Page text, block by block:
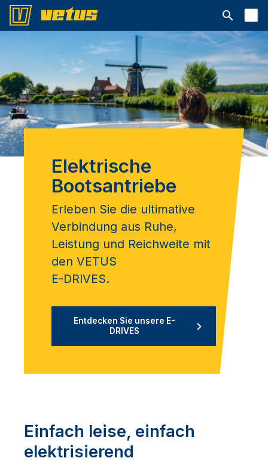
Suchleiste
Elektrische
Bootsantriebe
Erleben Sie die ultimative
Verbindung aus Ruhe,
Leistung und Reichweite mit
den VETUS
E-DRIVES.
Entdecken Sie unsere E-
DRIVES
Einfach leise, einfach
elektrisierend